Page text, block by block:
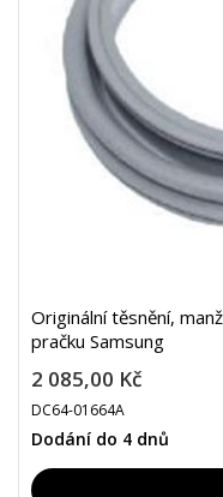
Originální těsnění,
pračku Samsung
2 085,00 Kč
DC64-01664A
Dodání do 4 dnů